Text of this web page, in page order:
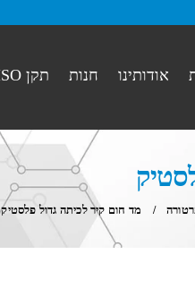
אודותינו חנות תקן ISO
מד חום קיר לכיתה גדול פלסטיק